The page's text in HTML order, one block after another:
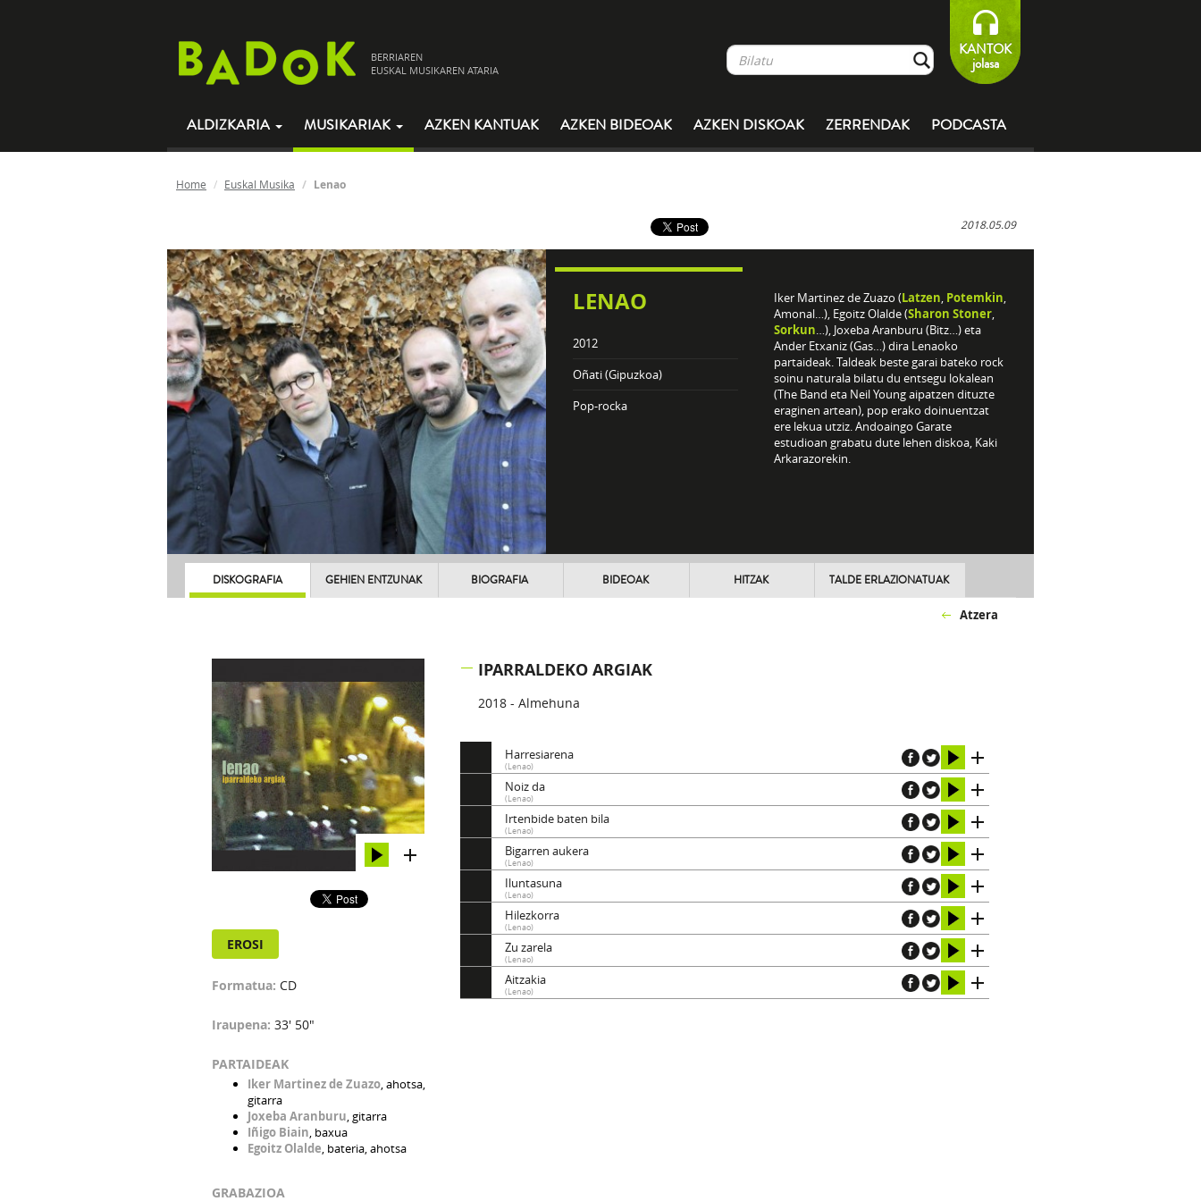
BERRIAREN
EUSKAL MUSIKAREN ATARIA
KANTOK
jolasa
ALDIZKARIA MUSIKARIAK AZKEN KANTUAK AZKEN BIDEOAK AZKEN DISKOAK ZERRENDAK PODCASTA
Home Euskal Musika Lenao
2018.05.09
LENAO
2012
Oñati (Gipuzkoa)
Pop-rocka
Iker Martinez de Zuazo (Latzen, Potemkin,
Amonal…), Egoitz Olalde (Sharon Stoner,
Sorkun…), Joxeba Aranburu (Bitz…) eta
Ander Etxaniz (Gas…) dira Lenaoko
partaideak. Taldeak beste garai bateko rock
soinu naturala bilatu du entsegu lokalean
(The Band eta Neil Young aipatzen dituzte
eraginen artean), pop erako doinuentzat
ere lekua utziz. Andoaingo Garate
estudioan grabatu dute lehen diskoa, Kaki
Arkarazorekin.
DISKOGRAFIA GEHIEN ENTZUNAK BIOGRAFIA BIDEOAK HITZAK TALDE ERLAZIONATUAK
Atzera
EROSI
Formatua: CD
Iraupena: 33' 50"
PARTAIDEAK
Iker Martinez de Zuazo, ahotsa,
gitarra
Joxeba Aranburu, gitarra
Iñigo Biain, baxua
Egoitz Olalde, bateria, ahotsa
GRABAZIOA
IPARRALDEKO ARGIAK
2018 - Almehuna
Harresiarena
(Lenao)
Noiz da
(Lenao)
Irtenbide baten bila
(Lenao)
Bigarren aukera
(Lenao)
Iluntasuna
(Lenao)
Hilezkorra
(Lenao)
Zu zarela
(Lenao)
Aitzakia
(Lenao)